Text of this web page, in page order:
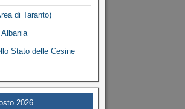
di Taranto)
Stato delle Cesine
2026